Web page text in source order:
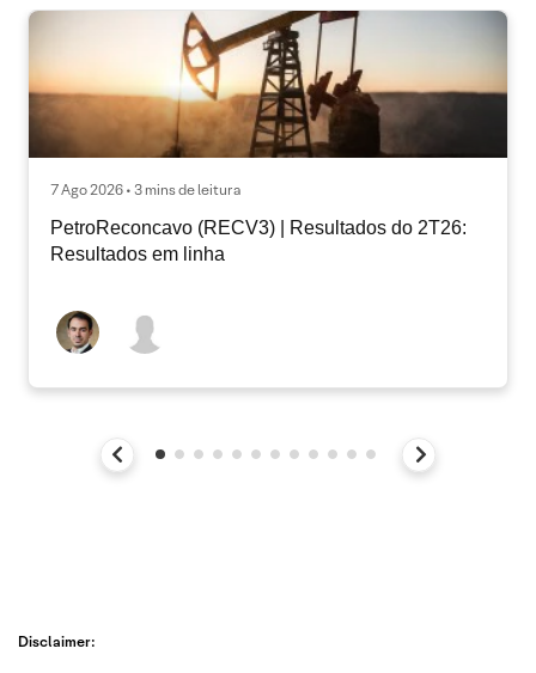
7 Ago 2026 • 3 mins de leitura
PetroReconcavo (RECV3) | Resultados do 2T26:
Resultados em linha
Disclaimer: